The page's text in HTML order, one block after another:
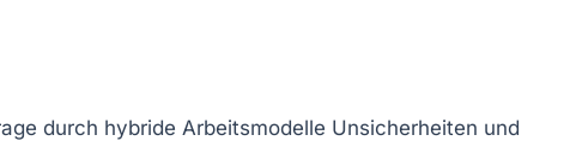
durch hybride Arbeitsmodelle Unsicherheiten und